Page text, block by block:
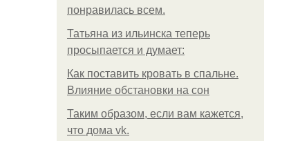
понравилась всем.
Татьяна из ильинска теперь
просыпается и думает:
Как поставить кровать в спальне.
Влияние обстановки на сон
Таким образом, если вам кажется,
что дома vk.